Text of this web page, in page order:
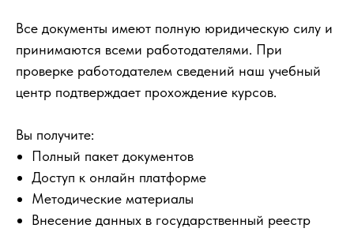
Все документы имеют полную юридическую силу и
принимаются всеми работодателями. При
проверке работодателем сведений наш учебный
центр подтверждает прохождение курсов.
Вы получите:
Полный пакет документов
Доступ к онлайн платформе
Методические материалы
Внесение данных в государственный реестр